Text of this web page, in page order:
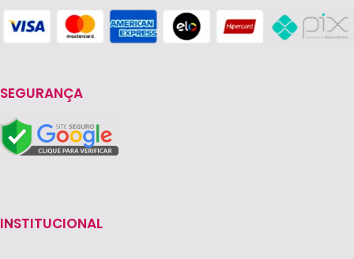
SEGURANÇA
INSTITUCIONAL